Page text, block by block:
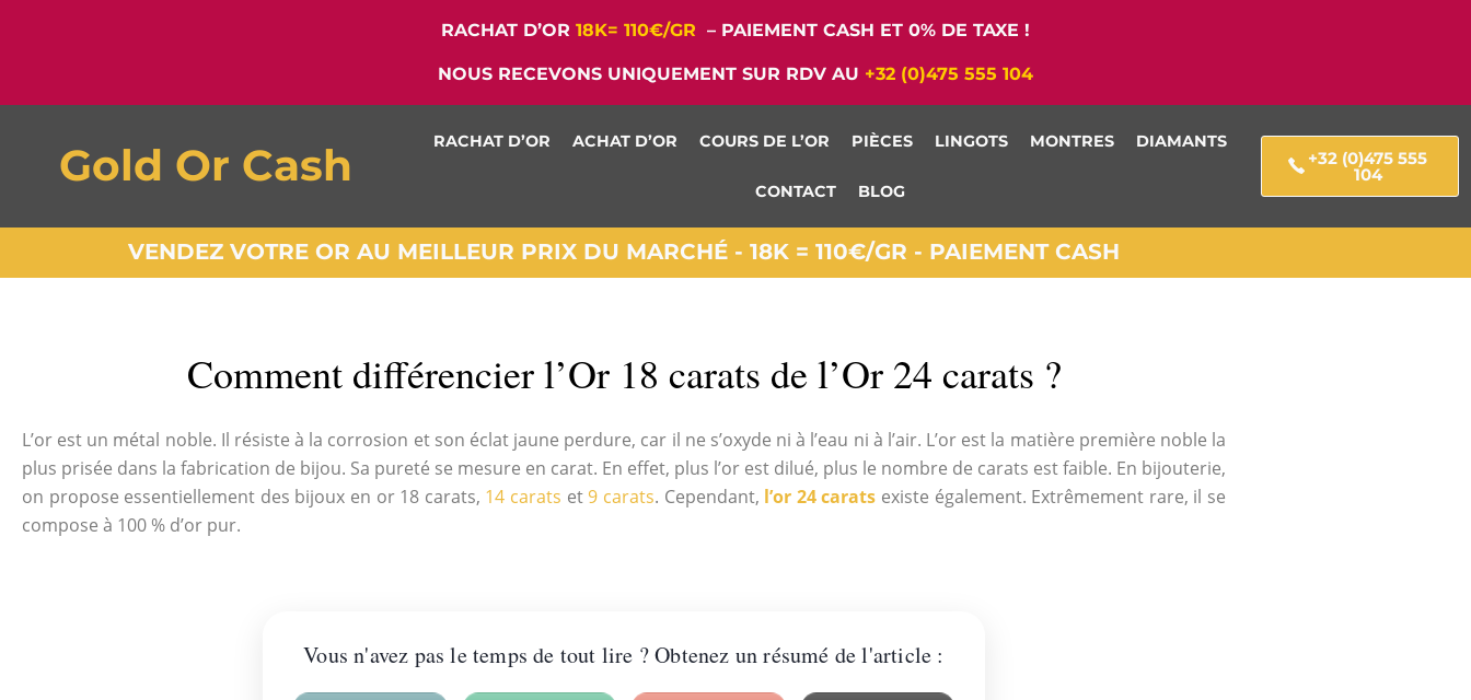
RACHAT D’OR 18K= 110€/GR – PAIEMENT CASH ET 0% DE TAXE !
NOUS RECEVONS UNIQUEMENT SUR RDV AU +32 (0)475 555 104
Gold Or Cash RACHAT D’OR ACHAT D’OR COURS DE L’OR PIÈCES LINGOTS MONTRES DIAMANTS
CONTACT BLOG
+32 (0)475 555
104
VENDEZ VOTRE OR AU MEILLEUR PRIX DU MARCHÉ - 18K = 110€/GR - PAIEMENT CASH
Comment différencier l’Or 18 carats de l’Or 24 carats ?
L’or est un métal noble. Il résiste à la corrosion et son éclat jaune perdure, car il ne s’oxyde ni à l’eau ni à l’air. L’or est la matière première noble la
plus prisée dans la fabrication de bijou. Sa pureté se mesure en carat. En effet, plus l’or est dilué, plus le nombre de carats est faible. En bijouterie,
on propose essentiellement des bijoux en or 18 carats, 14 carats et9 carats. Cependant, l’or 24 carats existe également. Extrêmement rare, il se
compose à 100 % d’or pur.
Vous n'avez pas le temps de tout lire ? Obtenez un résumé de l'article :